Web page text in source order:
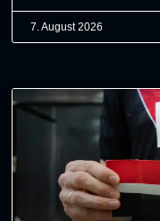
7. August 2026